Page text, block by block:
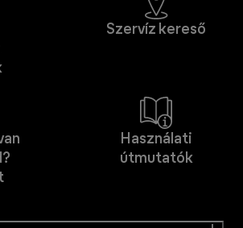
Szervíz kereső
Használati
útmutatók